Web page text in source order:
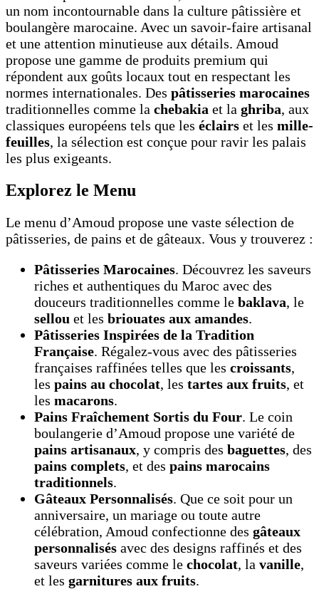
un nom incontournable dans la culture pâtissière et
boulangère marocaine. Avec un savoir-faire artisanal
et une attention minutieuse aux détails. Amoud
propose une gamme de produits premium qui
répondent aux goûts locaux tout en respectant les
normes internationales. Des pâtisseries marocaines
traditionnelles comme la chebakia et la ghriba, aux
classiques européens tels que les éclairs et les mille-
feuilles, la sélection est conçue pour ravir les palais
les plus exigeants.
Explorez le Menu
Le menu d’Amoud propose une vaste sélection de
pâtisseries, de pains et de gâteaux. Vous y trouverez :
Pâtisseries Marocaines. Découvrez les saveurs
riches et authentiques du Maroc avec des
douceurs traditionnelles comme le baklava, le
sellou et les briouates aux amandes.
Pâtisseries Inspirées de la Tradition
Française. Régalez-vous avec des pâtisseries
françaises raffinées telles que les croissants,
les pains au chocolat, les tartes aux fruits, et
les macarons.
Pains Fraîchement Sortis du Four. Le coin
boulangerie d’Amoud propose une variété de
pains artisanaux, y compris des baguettes, des
pains complets, et des pains marocains
traditionnels.
Gâteaux Personnalisés. Que ce soit pour un
anniversaire, un mariage ou toute autre
célébration, Amoud confectionne des gâteaux
personnalisés avec des designs raffinés et des
saveurs variées comme le chocolat, la vanille,
et les garnitures aux fruits.